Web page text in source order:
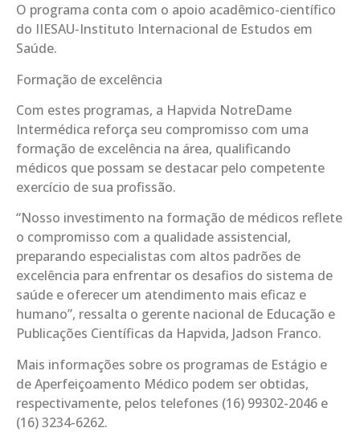
O programa conta com o apoio acadêmico-científico
do IIESAU-Instituto Internacional de Estudos em
Saúde.
Formação de excelência
Com estes programas, a Hapvida NotreDame
Intermédica reforça seu compromisso com uma
formação de excelência na área, qualificando
médicos que possam se destacar pelo competente
exercício de sua profissão.
“Nosso investimento na formação de médicos reflete
o compromisso com a qualidade assistencial,
preparando especialistas com altos padrões de
excelência para enfrentar os desafios do sistema de
saúde e oferecer um atendimento mais eficaz e
humano”, ressalta o gerente nacional de Educação e
Publicações Científicas da Hapvida, Jadson Franco.
Mais informações sobre os programas de Estágio e
de Aperfeiçoamento Médico podem ser obtidas,
respectivamente, pelos telefones (16) 99302-2046 e
(16) 3234-6262.